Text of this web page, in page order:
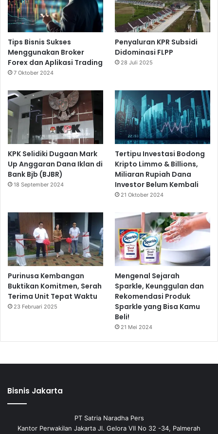
Tips Bisnis Sukses
Menggunakan Broker
Forex dan Aplikasi Trading
7 Oktober 2024
Penyaluran KPR Subsidi
Didominasi FLPP
28 Juli 2025
KPK Selidiki Dugaan Mark
Up Anggaran Dana Iklan di
Bank Bjb (BJBR)
18 September 2024
Tertipu Investasi Bodong
Kripto Limmo & Billions,
Miliaran Rupiah Dana
Investor Belum Kembali
21 Oktober 2024
Purinusa Kembangan
Buktikan Komitmen, Serah
Terima Unit Tepat Waktu
23 Februari 2025
Mengenal Sejarah
Sparkle, Keunggulan dan
Rekomendasi Produk
Sparkle yang Bisa Kamu
Beli!
21 Mei 2024
Bisnis Jakarta
PT Satria Naradha Pers
Kantor Perwakilan Jakarta Jl. Gelora VII No 32 -34, Palmerah